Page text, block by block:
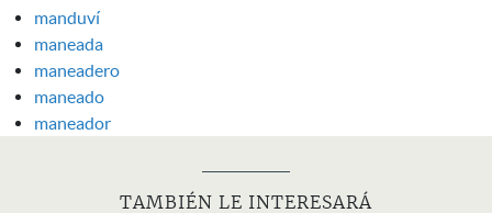
manduví
maneada
maneadero
maneado
maneador
TAMBIÉN LE INTERESARÁ